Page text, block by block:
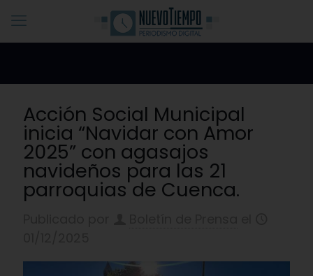
Acción Social Municipal
inicia “Navidar con Amor
2025” con agasajos
navideños para las 21
parroquias de Cuenca.